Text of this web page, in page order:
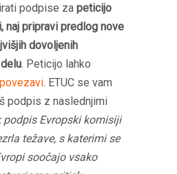
podpise za peticijo
naj pripravi predlog nove
dovoljenih
. Peticijo lahko
. ETUC se vam
podpis z naslednjimi
podpis Evropski komisiji
težave, s katerimi se
soočajo vsako